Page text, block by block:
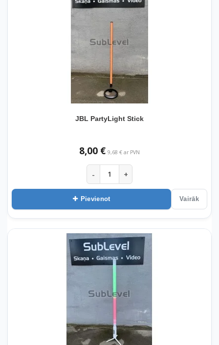
JBL PartyLight Stick
8,00 € 9,68 € ar PVN
- +
Pievienot Vairāk